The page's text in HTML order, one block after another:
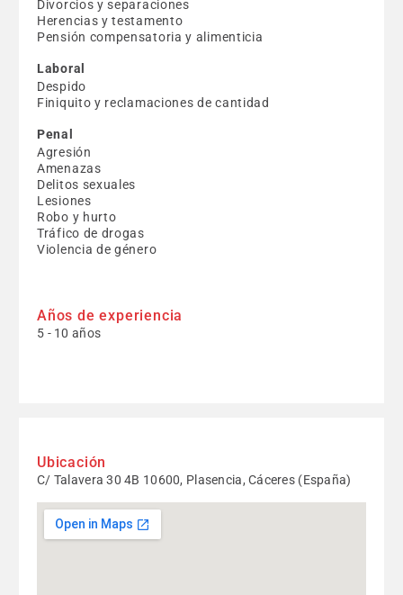
Divorcios y separaciones
Herencias y testamento
Pensión compensatoria y alimenticia
Laboral
Despido
Finiquito y reclamaciones de cantidad
Penal
Agresión
Amenazas
Delitos sexuales
Lesiones
Robo y hurto
Tráfico de drogas
Violencia de género
Años de experiencia
5 - 10 años
Ubicación
C/ Talavera 30 4B 10600, Plasencia, Cáceres (España)